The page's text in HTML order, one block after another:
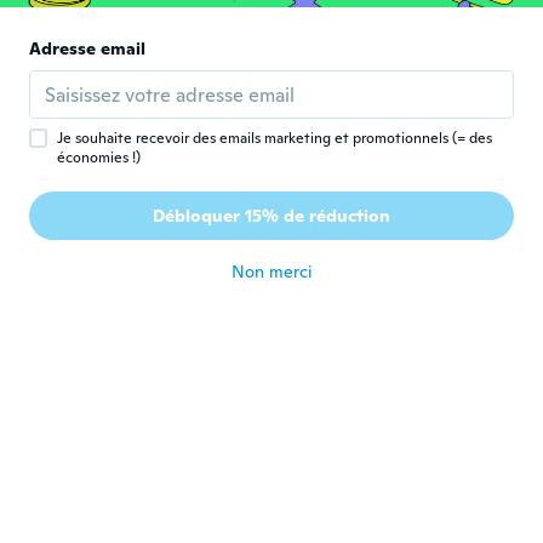
il y a 5 ans
D Dino
Inscrit depuis 2017 · 12
Nicolle
Inscrit depuis 2017 · 23 avis
Adresse email
Je souhaite recevoir des emails marketing et promotionnels (= des
économies !)
Débloquer 15% de réduction
Non merci